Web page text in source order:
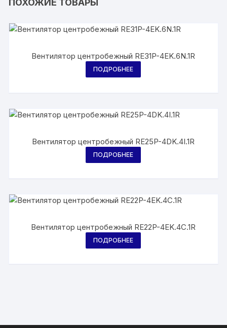
ПОХОЖИЕ ТОВАРЫ
Вентилятор центробежный RE31P-4EK.6N.1R
ПОДРОБНЕЕ
Вентилятор центробежный RE25P-4DK.4I.1R
ПОДРОБНЕЕ
Вентилятор центробежный RE22P-4EK.4C.1R
ПОДРОБНЕЕ